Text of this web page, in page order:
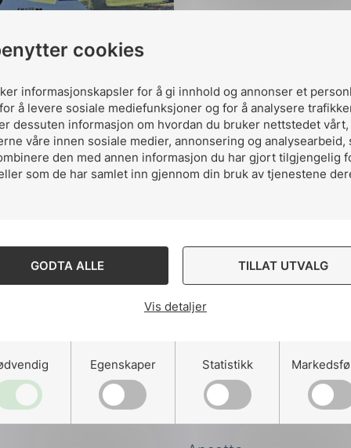
cookies
informasjonskapsler for å gi innhold og annonser et
å levere sosiale mediefunksjoner og for å analysere
dessuten informasjon om hvordan du bruker nettstedet vårt,
våre innen sosiale medier, annonsering og analysearbeid,
den med annen informasjon du har gjort tilgjengelig
som de har samlet inn gjennom din bruk av tjenestene
GODTA ALLE TILLAT UTVALG
Vis detaljer
Egenskaper Statistikk
er løsningen
Kontakt oss